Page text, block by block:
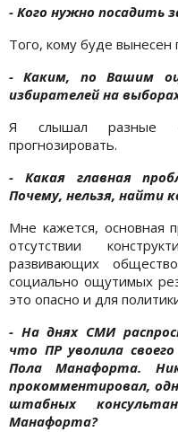
- Кого нужно посадить
Того, кому буде вынесен
- Каким, по Вашим
избирателей на
Я слышал разные
прогнозировать.
- Какая главная
Почему, нельзя, найти
Мне кажется, основная
отсутствии
развивающих
социально ощутимых
это опасно и для
- На днях СМИ
что ПР уволила
Пола Манафорта.
прокомментировал,
штабных
Манафорта?